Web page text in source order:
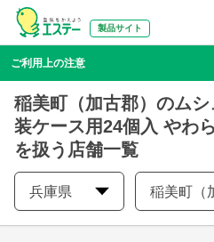
製品サイト
ご利用上の注意
稲美町（加古郡）のム
装ケース用24個入 やわ
を扱う店舗一覧
兵庫県 稲美町（